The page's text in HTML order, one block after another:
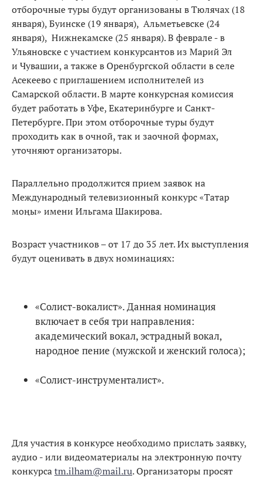
отборочные туры будут организованы в Тюлячах (18
января), Буинске (19 января), Альметьевске (24
января), Нижнекамске (25 января). В феврале - в
Ульяновске с участием конкурсантов из Марий Эл
и Чувашии, а также в Оренбургской области в селе
Асекеево с приглашением исполнителей из
Самарской области. В марте конкурсная комиссия
будет работать в Уфе, Екатеринбурге и Санкт-
Петербурге. При этом отборочные туры будут
проходить как в очной, так и заочной формах,
уточняют организаторы.
Параллельно продолжится прием заявок на
Международный телевизионный конкурс «Татар
моңы» имени Ильгама Шакирова.
Возраст участников – от 17 до 35 лет. Их выступления
будут оценивать в двух номинациях:
«Солист-вокалист». Данная номинация
включает в себя три направления:
академический вокал, эстрадный вокал,
народное пение (мужской и женский голоса);
«Солист-инструменталист».
Для участия в конкурсе необходимо прислать заявку,
аудио - или видеоматериалы на электронную почту
конкурсаtm.ilham@mail.ru. Организаторы просят